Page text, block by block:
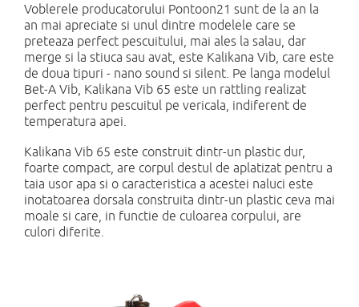
Voblerele producatorului Pontoon21 sunt de la an la
an mai apreciate si unul dintre modelele care se
preteaza perfect pescuitului, mai ales la salau, dar
merge si la stiuca sau avat, este Kalikana Vib, care este
de doua tipuri - nano sound si silent. Pe langa modelul
Bet-A Vib, Kalikana Vib 65 este un rattling realizat
perfect pentru pescuitul pe vericala, indiferent de
temperatura apei.
Kalikana Vib 65 este construit dintr-un plastic dur,
foarte compact, are corpul destul de aplatizat pentru a
taia usor apa si o caracteristica a acestei naluci este
inotatoarea dorsala construita dintr-un plastic ceva mai
moale si care, in functie de culoarea corpului, are
culori diferite.